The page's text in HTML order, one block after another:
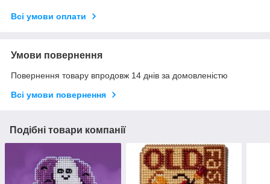
Всі умови оплати
Умови повернення
Повернення товару впродовж 14 днів за домовленістю
Всі умови повернення
Подібні товари компанії